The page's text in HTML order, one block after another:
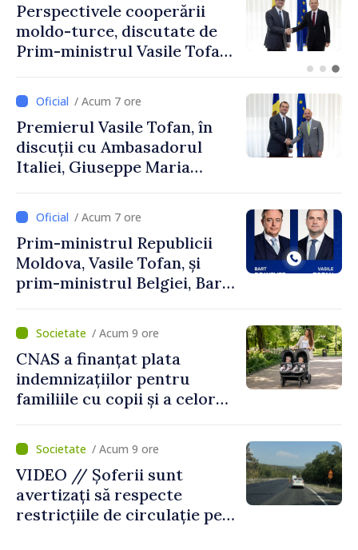
Perspectivele cooperării
moldo-turce, discutate de
Prim-ministrul Vasile Tofan
Uygar Mustafa Sertel
/ Acum 7 ore
Premierul Vasile Tofan, în
discuții cu Ambasadorul
Italiei, Giuseppe Maria
/ Acum 7 ore
Prim-ministrul Republicii
Moldova, Vasile Tofan, și
prim-ministrul Belgiei, Bart
despre parcursul european
al Republicii Moldova.
/ Acum 9 ore
CNAS a finanțat plata
indemnizațiilor pentru
familiile cu copii și a celor
temporară de muncă
/ Acum 9 ore
VIDEO // Șoferii sunt
avertizați să respecte
restricțiile de circulație pe